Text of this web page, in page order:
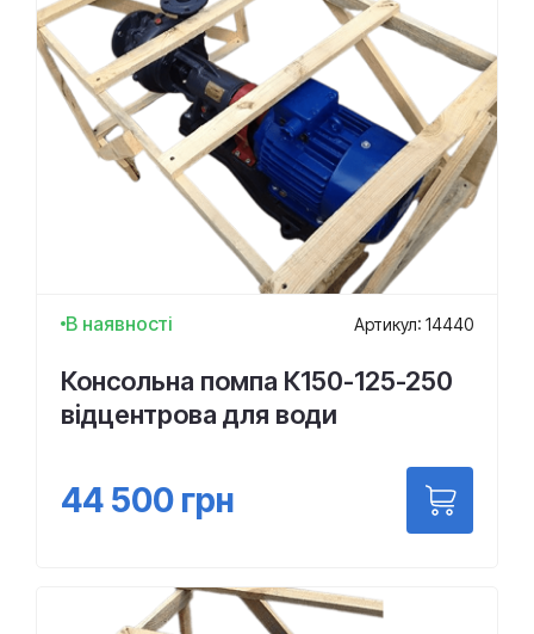
В наявності Артикул: 14440
Консольна помпа К150-125-250
відцентрова для води
44 500 грн